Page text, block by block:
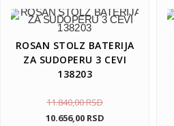
ROSAN STOLZ BATERIJA
ZA SUDOPERU 3 CEVI
138203
11.840,00RSD
10.656,00 RSD